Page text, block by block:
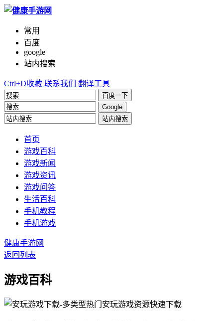
常用
百度
google
站内搜索
Ctrl+D收藏 联系我们 翻译工具
百度一下
Google
站内搜索
首页
游戏百科
游戏新闻
游戏资讯
游戏问答
生活百科
手机教程
手机游戏
健康手游网
返回列表
游戏百科